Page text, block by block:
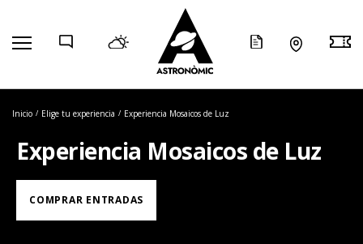
Inicio Elige tu experiencia Experiencia Mosaicos de Luz
Experiencia Mosaicos de Luz
COMPRAR ENTRADAS